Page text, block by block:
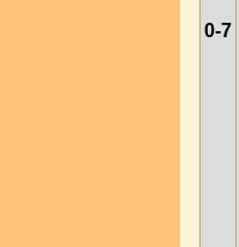
0-7